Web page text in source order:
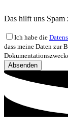
Das hilft uns Spam
Ich habe die
dass meine Daten zur
Absenden